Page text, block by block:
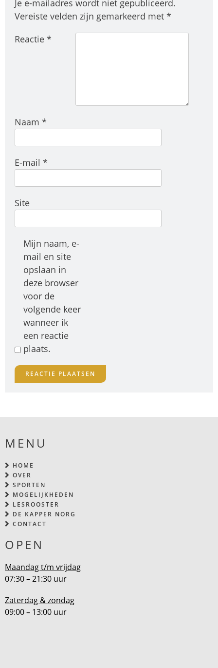
Je e-mailadres wordt niet gepubliceerd.
Vereiste velden zijn gemarkeerd met *
Reactie *
Naam *
E-mail *
Site
Mijn naam, e-
mail en site
opslaan in
deze browser
voor de
volgende keer
wanneer ik
een reactie
plaats.
MENU
HOME
OVER
SPORTEN
MOGELIJKHEDEN
LESROOSTER
DE KAPPER NORG
CONTACT
OPEN
Maandag t/m vrijdag
07:30 – 21:30 uur
Zaterdag & zondag
09:00 – 13:00 uur